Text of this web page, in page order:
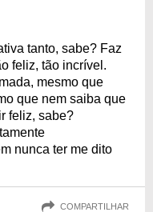
tanto, sabe? Faz
feliz, tão incrível.
mesmo que
que nem saiba que
feliz, sabe?
nunca ter me dito
COMPARTILHAR